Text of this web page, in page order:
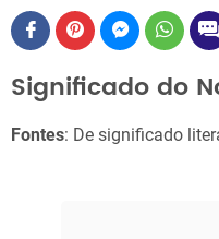
Significado do
Fontes: De significado